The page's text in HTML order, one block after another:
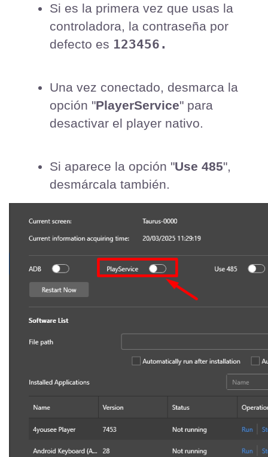
Si es la primera vez que usas la
controladora, la contraseña por
defecto es 123456.
Una vez conectado, desmarca la
opción "PlayerService" para
desactivar el player nativo.
Si aparece la opción "Use 485",
desmárcala también.